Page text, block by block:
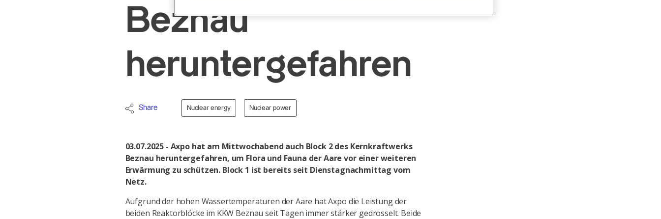
Beznau
heruntergefahren
Share Nuclear energy Nuclear power
03.07.2025 - Axpo hat am Mittwochabend auch Block 2 des Kernkraftwerks
Beznau heruntergefahren, um Flora und Fauna der Aare vor einer weiteren
Erwärmung zu schützen. Block 1 ist bereits seit Dienstagnachmittag vom
Netz.
Aufgrund der hohen Wassertemperaturen der Aare hat Axpo die Leistung der
beiden Reaktorblöcke im KKW Beznau seit Tagen immer stärker gedrosselt. Beide